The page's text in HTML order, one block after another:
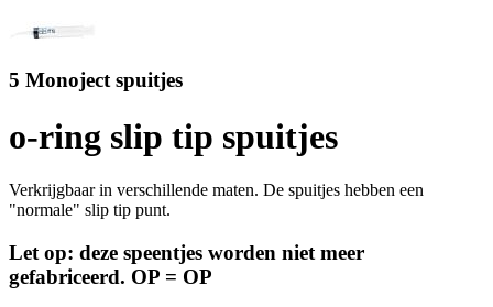
5 Monoject spuitjes
o-ring slip tip spuitjes
Verkrijgbaar in verschillende maten. De spuitjes hebben een
"normale" slip tip punt.
Let op: deze speentjes worden niet meer
gefabriceerd. OP = OP